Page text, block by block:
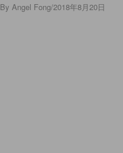
By Angel Fong/2018年8月20日